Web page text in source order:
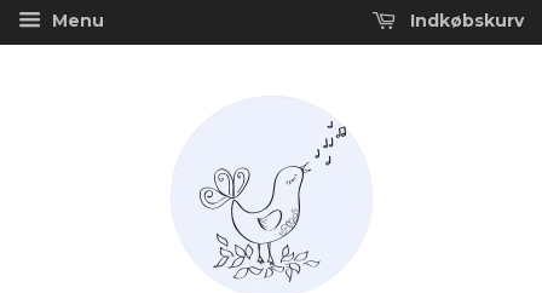
Menu Indkøbskurv